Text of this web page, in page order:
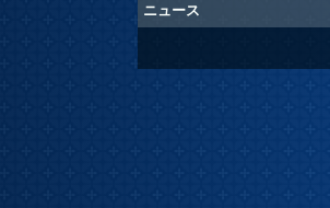
ニュース